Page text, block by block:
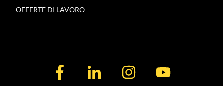
OFFERTE DI LAVORO